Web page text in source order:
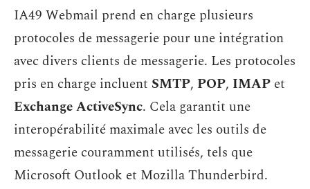
IA49 Webmail prend en charge plusieurs
protocoles de messagerie pour une intégration
avec divers clients de messagerie. Les protocoles
pris en charge incluent SMTP, POP, IMAP et
Exchange ActiveSync. Cela garantit une
interopérabilité maximale avec les outils de
messagerie couramment utilisés, tels que
Microsoft Outlook et Mozilla Thunderbird.